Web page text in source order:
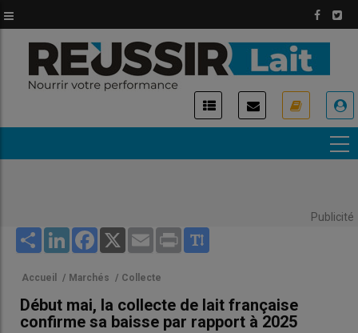
au
contenu
principal
Publicité
Share LinkedInFacebook
X Email Print
Accueil / Marchés / Collecte
Début mai, la collecte de lait française
confirme sa baisse par rapport à 2025